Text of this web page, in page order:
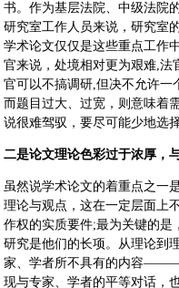
书。作为基层法院、中级法院
研究室工作人员来说，研究室
学术论文仅仅是这些重点工作
官来说，处境相对更为艰难,法
官可以不搞调研,但决不允许一
而题目过大、过宽，则意味着
说很难驾驭，要尽可能少地选
二是论文理论色彩过于浓厚，
虽然说学术论文的着重点之一
理论与观点，这在一定层面上
作权的实质要件;最为关键的是
研究是他们的长项。从理论到
家、学者所不具有的内容———
现与专家、学者的平等对话，